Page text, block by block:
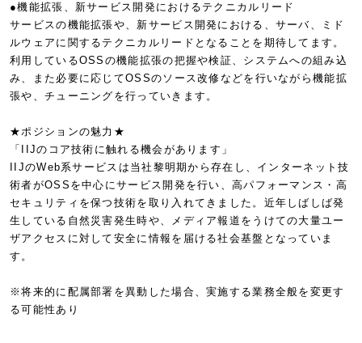
●機能拡張、新サービス開発におけるテクニカルリード
サービスの機能拡張や、新サービス開発における、サーバ、ミド
ルウェアに関するテクニカルリードとなることを期待してます。
利用しているOSSの機能拡張の把握や検証、システムへの組み込
み、また必要に応じてOSSのソース改修などを行いながら機能拡
張や、チューニングを行っていきます。
★ポジションの魅力★
「IIJのコア技術に触れる機会があります」
IIJのWeb系サービスは当社黎明期から存在し、インターネット技
術者がOSSを中心にサービス開発を行い、高パフォーマンス・高
セキュリティを保つ技術を取り入れてきました。近年しばしば発
生している自然災害発生時や、メディア報道をうけての大量ユー
ザアクセスに対して安全に情報を届ける社会基盤となっていま
す。
※将来的に配属部署を異動した場合、実施する業務全般を変更す
る可能性あり